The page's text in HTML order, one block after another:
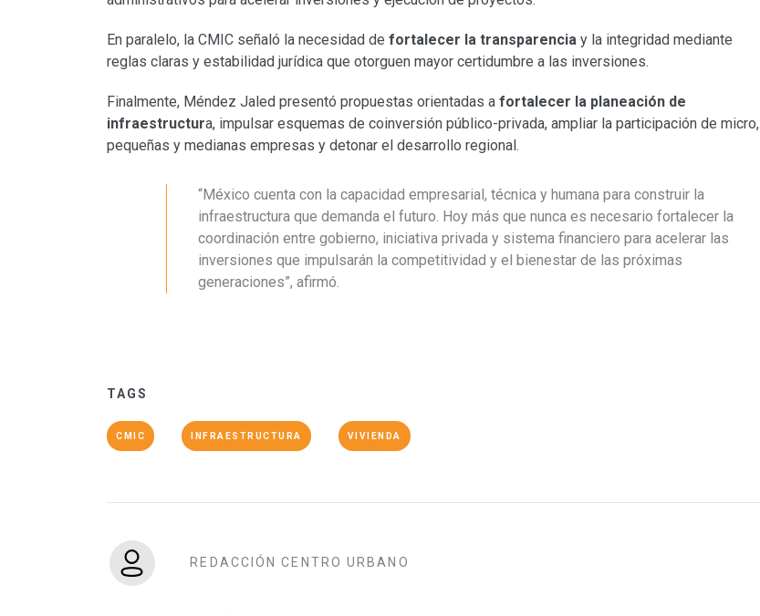
En paralelo, la CMIC señaló la necesidad de fortalecer la transparencia y la integridad mediante
reglas claras y estabilidad jurídica que otorguen mayor certidumbre a las inversiones.
Finalmente, Méndez Jaled presentó propuestas orientadas a fortalecer la planeación de
infraestructura, impulsar esquemas de coinversión público-privada, ampliar la participación de micro,
pequeñas y medianas empresas y detonar el desarrollo regional.
“México cuenta con la capacidad empresarial, técnica y humana para construir la
infraestructura que demanda el futuro. Hoy más que nunca es necesario fortalecer la
coordinación entre gobierno, iniciativa privada y sistema financiero para acelerar las
inversiones que impulsarán la competitividad y el bienestar de las próximas
generaciones”, afirmó.
TAGS
CMIC INFRAESTRUCTURA VIVIENDA
REDACCIÓN CENTRO URBANO